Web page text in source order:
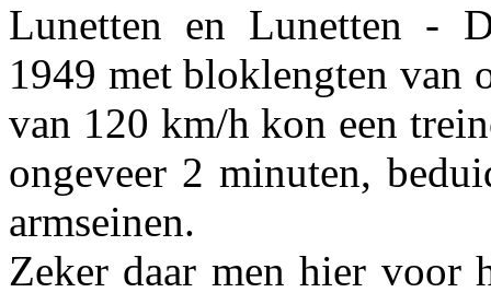
Lunetten en Lunetten -
1949 met bloklengten van
van 120 km/h kon een
ongeveer 2 minuten,
armseinen.
Zeker daar men hier voor